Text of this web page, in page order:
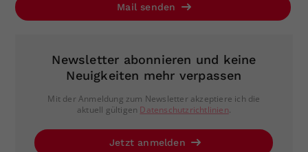
Mail senden
Newsletter abonnieren und keine
Neuigkeiten mehr verpassen
Mit der Anmeldung zum Newsletter akzeptiere ich die
aktuell gültigen Datenschutzrichtlinien.
Jetzt anmelden